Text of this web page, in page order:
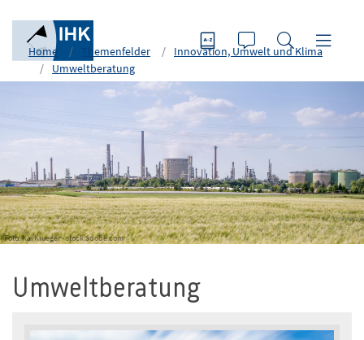
Home Themenfelder
Innovation, Umwelt und Klima
Umweltberatung
Foto: Kai Krueger - stock.adobe.com
Umweltberatung